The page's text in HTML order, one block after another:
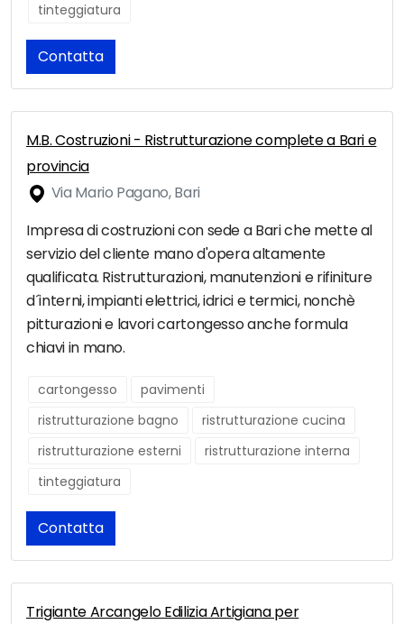
tinteggiatura
Contatta
M.B. Costruzioni - Ristrutturazione complete a Bari e
provincia
Via Mario Pagano, Bari
Impresa di costruzioni con sede a Bari che mette al
servizio del cliente mano d'opera altamente
qualificata. Ristrutturazioni, manutenzioni e rifiniture
d´interni, impianti elettrici, idrici e termici, nonchè
pitturazioni e lavori cartongesso anche formula
chiavi in mano.
cartongesso
pavimenti
ristrutturazione bagno
ristrutturazione cucina
ristrutturazione esterni
ristrutturazione interna
tinteggiatura
Contatta
Trigiante Arcangelo Edilizia Artigiana per